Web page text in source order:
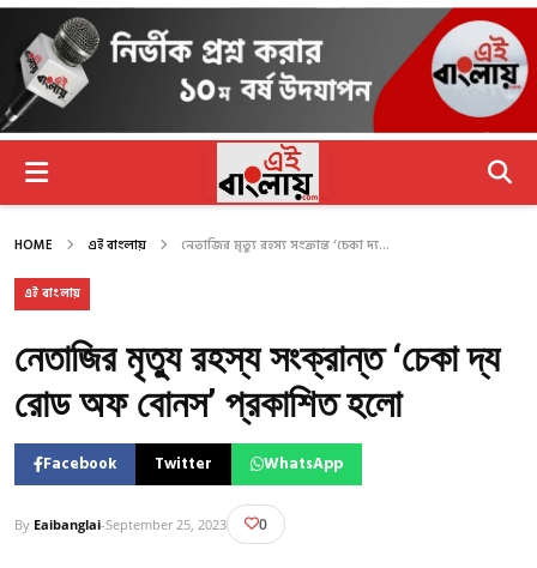
HOME এই বাংলায় নেতাজির মৃত্যু রহস্য সংক্রান্ত ‘চেকা দ্য...
এই বাংলায়
নেতাজির মৃত্যু রহস্য সংক্রান্ত ‘চেকা দ্য
রোড অফ বোনস’ প্রকাশিত হলো
Facebook Twitter WhatsApp
By Eaibanglai-September 25, 2023 0